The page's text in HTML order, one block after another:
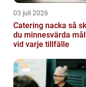
03 juli 2026
Catering nacka så skapar
du minnesvärda
vid varje tillfälle